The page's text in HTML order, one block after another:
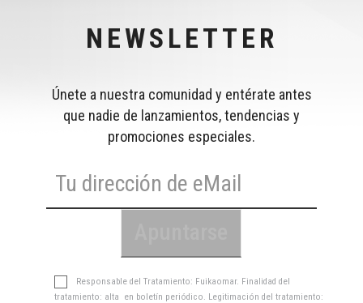
NEWSLETTER
Únete a nuestra comunidad y entérate antes
que nadie de lanzamientos, tendencias y
promociones especiales.
Responsable del Tratamiento: Fuikaomar. Finalidad del
tratamiento: alta en boletín periódico. Legitimación del tratamiento: